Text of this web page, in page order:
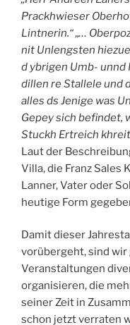
Prackhwieser
Lintnerin.“ „…
nit Unlengsten
d ybrigen Umb- unnd
dillen re Stallele und
alles ds Jenige was
Gepey sich befindet,
Stuckh Ertreich
Laut der
Villa, die Franz Sales
Lanner, Vater oder
heutige Form
Damit dieser
vorübergeht, sind wir
Veranstaltungen
organisieren, die
seiner Zeit in
schon jetzt verraten